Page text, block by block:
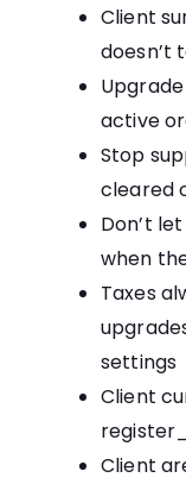
Client
doesn’t
active
Stop
cleared
Don’t
when
Taxes
settings
Client
Client